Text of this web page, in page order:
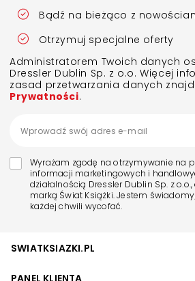
Bądź na bieżąco z
Otrzymuj specjalne oferty
Administratorem Twoich danych
Dressler Dublin Sp. z o.o. Więcej
zasad przetwarzania danych
Prywatności.
Wyrażam zgodę na otrzymywanie na
informacji marketingowych i
działalnością Dressler Dublin Sp. z
marką Świat Książki. Jestem
każdej chwili wycofać.
SWIATKSIAZKI.PL
PANEL KLIENTA